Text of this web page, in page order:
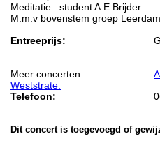
Meditatie : student A.E Brijder
M.m.v bovenstem groep Leerdam
Entreeprijs:
Meer concerten:
Weststrate.
Telefoon:
Dit concert is toegevoegd of